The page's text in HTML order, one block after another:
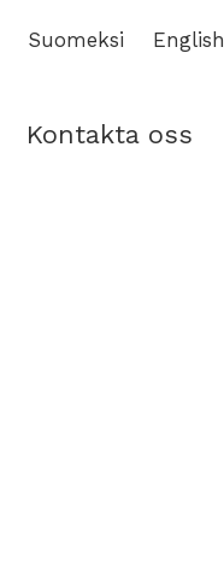
Suomeksi English
Kontakta oss